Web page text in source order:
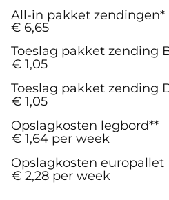
All-in pakket zendingen*
€ 6,65
Toeslag pakket zending
€ 1,05
Toeslag pakket zending
€ 1,05
Opslagkosten legbord**
€ 1,64 per week​
Opslagkosten europallet​
€ 2,28 per week